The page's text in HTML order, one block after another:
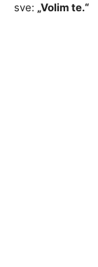
sve: „Volim te.“